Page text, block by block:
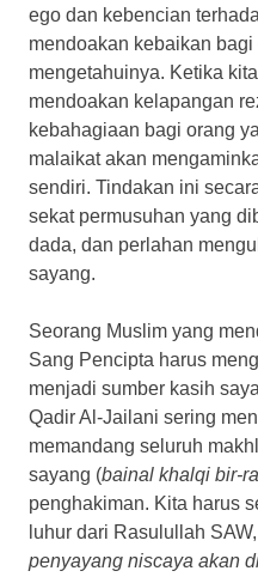
ego dan kebencian
mendoakan kebaikan
mengetahuinya. Ketika
mendoakan kelapangan
kebahagiaan bagi orang
malaikat akan
sendiri. Tindakan ini
sekat permusuhan yang
dada, dan perlahan
sayang.
Seorang Muslim yang
Sang Pencipta harus
menjadi sumber kasih
Qadir Al-Jailani sering
memandang seluruh
sayang (bainal khalqi bir-
penghakiman. Kita harus
luhur dari Rasulullah SAW,
penyayang niscaya akan